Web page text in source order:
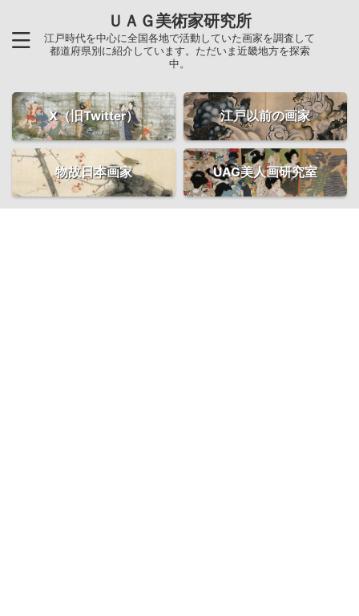
ＵＡＧ美術家研究所
江戸時代を中心に全国各地で活動していた画家を調査して
都道府県別に紹介しています。ただいま近畿地方を探索
中。
X（旧Twitter） 江戸以前の画家
物故日本画家 UAG美人画研究室